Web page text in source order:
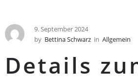
9. September 2024
by Bettina Schwarz in Allgemein
Details